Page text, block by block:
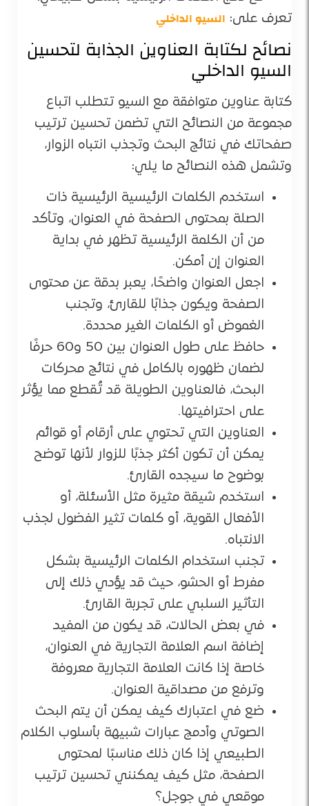
تعرف على: السيو الداخلي
نصائح لكتابة العناوين الجذابة لتحسين
السيو الداخلي
كتابة عناوين متوافقة مع السيو تتطلب اتباع
مجموعة من النصائح التي تضمن تحسين ترتيب
صفحاتك في نتائج البحث وتجذب انتباه الزوار،
وتشمل هذه النصائح ما يلي:
استخدم الكلمات الرئيسية الرئيسية ذات
الصلة بمحتوى الصفحة في العنوان، وتأكد
من أن الكلمة الرئيسية تظهر في بداية
العنوان إن أمكن.
اجعل العنوان واضحًا، يعبر بدقة عن محتوى
الصفحة ويكون جذابًا للقارئ، وتجنب
الغموض أو الكلمات الغير محددة.
حافظ على طول العنوان بين 50 و60 حرفًا
لضمان ظهوره بالكامل في نتائج محركات
البحث، فالعناوين الطويلة قد تُقطع مما يؤثر
على احترافيتها.
العناوين التي تحتوي على أرقام أو قوائم
يمكن أن تكون أكثر جذبًا للزوار لأنها توضح
بوضوح ما سيجده القارئ.
استخدم شيقة مثيرة مثل الأسئلة، أو
الأفعال القوية، أو كلمات تثير الفضول لجذب
الانتباه.
تجنب استخدام الكلمات الرئيسية بشكل
مفرط أو الحشو، حيث قد يؤدي ذلك إلى
التأثير السلبي على تجربة القارئ.
في بعض الحالات، قد يكون من المفيد
إضافة اسم العلامة التجارية في العنوان،
خاصة إذا كانت العلامة التجارية معروفة
وترفع من مصداقية العنوان.
ضع في اعتبارك كيف يمكن أن يتم البحث
الصوتي وأدمج عبارات شبيهة بأسلوب الكلام
الطبيعي إذا كان ذلك مناسبًا لمحتوى
الصفحة، مثل كيف يمكنني تحسين ترتيب
موقعي في جوجل؟